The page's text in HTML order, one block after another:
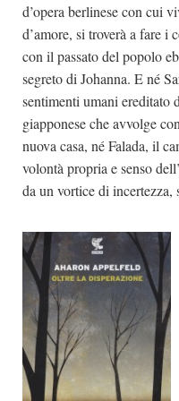
d’opera berlinese con cui
d’amore, si troverà a fare
con il passato del popolo
segreto di Johanna. E né
sentimenti umani ereditato
giapponese che avvolge
nuova casa, né Falada, il
volontà propria e senso
da un vortice di incertezza,